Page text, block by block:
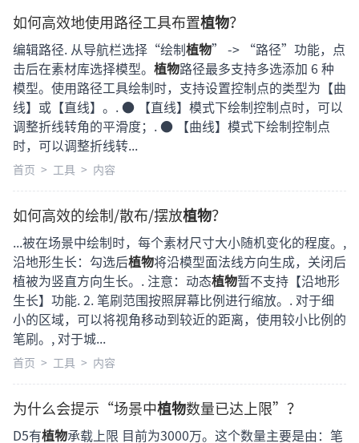
如何高效地使用路径工具布置植物？
编辑路径. 从导航栏选择“绘制 植物” -> “路径”功能，点
击后在素材库选择模型。 植物路径最多支持多选添加 6 种
模型。使用路径工具绘制时，支持设置控制点的类型为【曲
线】或【直线】。. ● 【直线】模式下绘制控制点时，可以
调整折线转角的平滑度；. ● 【曲线】模式下绘制控制点
时，可以调整折线转...
首页 > 工具 > 内容
如何高效的绘制/散布/摆放植物？
...被在场景中绘制时，每个素材尺寸大小随机变化的程度。,
沿地形生长：勾选后植物将沿模型面法线方向生成，关闭后
植被为竖直方向生长。. 注意：动态植物暂不支持【沿地形
生长】功能. 2. 笔刷范围按照屏幕比例进行缩放。. 对于细
小的区域，可以将视角移动到较近的距离，使用较小比例的
笔刷。, 对于城...
首页 > 工具 > 内容
为什么会提示“场景中植物数量已达上限”？
D5有植物承载上限 目前为3000万。这个数量主要是由：笔